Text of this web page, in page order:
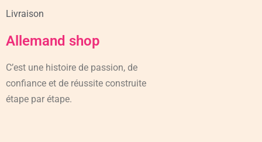
Livraison
Allemand shop
C’est une histoire de passion, de
confiance et de réussite construite
étape par étape.